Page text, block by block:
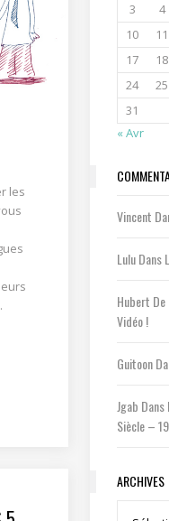
les
3
4
10
11
17
18
24
25
31
« Avr
Vincent
LuluDans
Hubert
Vidéo !
Guitoon
Jgab Dans
Siècle – 19
ARCHIVES
Archives